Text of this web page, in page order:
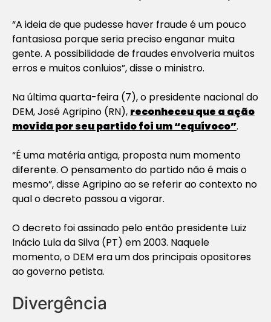
“A ideia de que pudesse haver fraude é um pouco
fantasiosa porque seria preciso enganar muita
gente. A possibilidade de fraudes envolveria muitos
erros e muitos conluios”, disse o ministro.
Na última quarta-feira (7), o presidente nacional do
DEM, José Agripino (RN), reconheceu que a ação
movida por seu partido foi um “equívoco”.
“É uma matéria antiga, proposta num momento
diferente. O pensamento do partido não é mais o
mesmo”, disse Agripino ao se referir ao contexto no
qual o decreto passou a vigorar.
O decreto foi assinado pelo então presidente Luiz
Inácio Lula da Silva (PT) em 2003. Naquele
momento, o DEM era um dos principais opositores
ao governo petista.
Divergência